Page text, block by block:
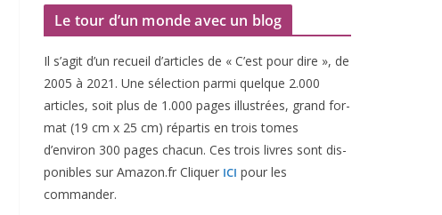
Le tour d’un monde avec un blog
Il s’agit d’un recueil d’ar­ticles de « C’est pour dire », de
2005 à 2021 . Une sélec­tion par­mi quelque 2.000
articles, soit plus de 1 .000 pages illus­trées, grand for­
mat (19 cm x 25 cm) répar­tis en trois tomes
d’environ 300 pages cha­cun. Ces trois livres sont dis­
po­nibles sur Amazon​.fr Cliquer ICI pour les
commander.